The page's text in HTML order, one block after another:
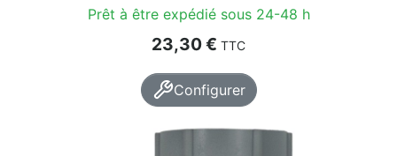
Prêt à être expédié sous 24-48 h
Prix
23,30 € TTC
Configurer